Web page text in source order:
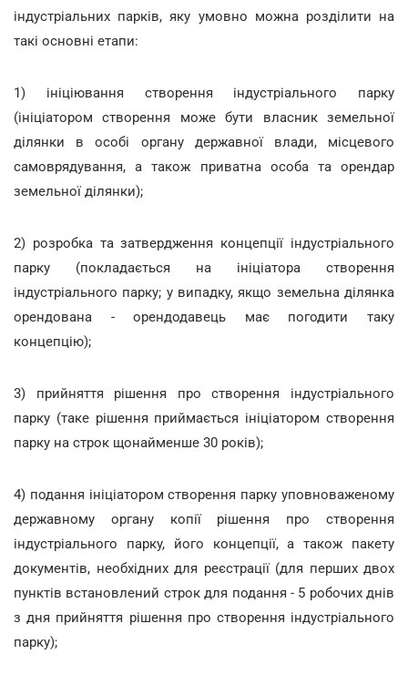
індустріальних парків, яку умовно можна розділити на
такі основні етапи:
1) ініціювання створення індустріального парку
(ініціатором створення може бути власник земельної
ділянки в особі органу державної влади, місцевого
самоврядування, а також приватна особа та орендар
земельної ділянки);
2) розробка та затвердження концепції індустріального
парку (покладається на ініціатора створення
індустріального парку; у випадку, якщо земельна ділянка
орендована - орендодавець має погодити таку
концепцію);
3) прийняття рішення про створення індустріального
парку (таке рішення приймається ініціатором створення
парку на строк щонайменше 30 років);
4) подання ініціатором створення парку уповноваженому
державному органу копії рішення про створення
індустріального парку, його концепції, а також пакету
документів, необхідних для реєстрації (для перших двох
пунктів встановлений строк для подання - 5 робочих днів
з дня прийняття рішення про створення індустріального
парку);